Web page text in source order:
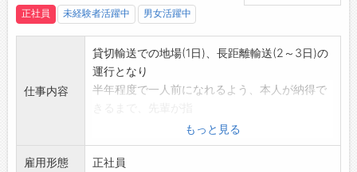
正社員 未経験者活躍中 男女活躍中
仕事内容
貸切輸送での地場(1日)、長距離輸送(2～3日)の
運行となり
半年程度で一人前になれるよう、本人が納得で
導しますので安心して応募下さい。
・主な車両:ウイング、平ボディ、海上・JRコン
テナ、ローリー
もっと見る
雇用形態 正社員